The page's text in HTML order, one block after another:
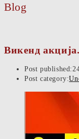
Blog
Викенд
Post published:
Post category: